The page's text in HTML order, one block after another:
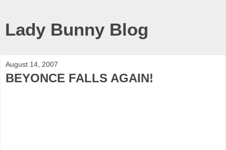
Lady Bunny Blog
August 14, 2007
BEYONCE FALLS AGAIN!